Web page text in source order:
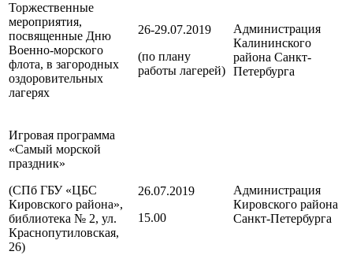
Торжественные
мероприятия,
посвященные Дню
Военно-морского
флота, в загородных
оздоровительных
лагерях
26-29.07.2019
(по плану
работы лагерей)
Администрация
Калининского
района Санкт-
Петербурга
Игровая программа
«Самый морской
праздник»
(СПб ГБУ «ЦБС
Кировского района»,
библиотека № 2, ул.
Краснопутиловская,
26)
26.07.2019
15.00
Администрация
Кировского района
Санкт-Петербурга